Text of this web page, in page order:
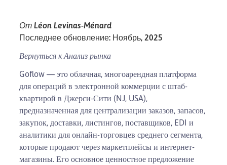
От Léon Levinas-Ménard
Последнее обновление: Ноябрь, 2025
Вернуться кАнализ рынка
Goflow — это облачная, многоарендная платформа
для операций в электронной коммерции с штаб-
квартирой в Джерси-Сити (NJ, USA),
предназначенная для централизации заказов, запасов,
закупок, доставки, листингов, поставщиков, EDI и
аналитики для онлайн-торговцев среднего сегмента,
которые продают через маркетплейсы и интернет-
магазины. Его основное ценностное предложение